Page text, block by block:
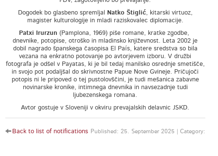
Dogodek bo glasbeno spremljal
Natko Štiglić, kitarski virtuoz,
magister kulturologije in mladi raziskovalec diplomacije.
Patxi Irurzun (Pamplona, 1969) piše romane, kratke zgodbe,
dnevnike, potopise, otroško in mladinsko književnost. Leta 2002 je
dobil nagrado španskega časopisa El País, katere sredstva so bila
vezana na enkratno potovanje po avtorjevem izboru. V družbi
fotografa je odšel v Payatas, ki je bil tedaj manilsko osrednje smetišče,
in svojo pot podaljšal do skrivnostne Papue Nove Gvineje. Pričujoči
potopis ni le pripoved o tej pustolovščini, je tudi mešanica zabavne
novinarske kronike, intimnega dnevnika in navsezadnje tudi
ljubezenskega romana.
Avtor gostuje v Sloveniji v okviru prevajalskih delavnic JSKD.
Back to list of notifications Published: 25. September 2025 | Category: